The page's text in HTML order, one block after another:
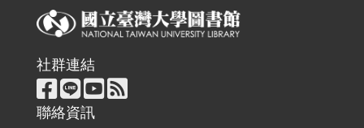
社群連結
聯絡資訊